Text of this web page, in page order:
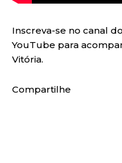
Inscreva-se no canal do
YouTube para
Vitória.
Compartilhe